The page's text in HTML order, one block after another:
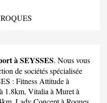
à SEYSSES. Nous vous
de sociétés spécialisée
: Fitness Attitudeà
1.8km, Vitalia à Muret à